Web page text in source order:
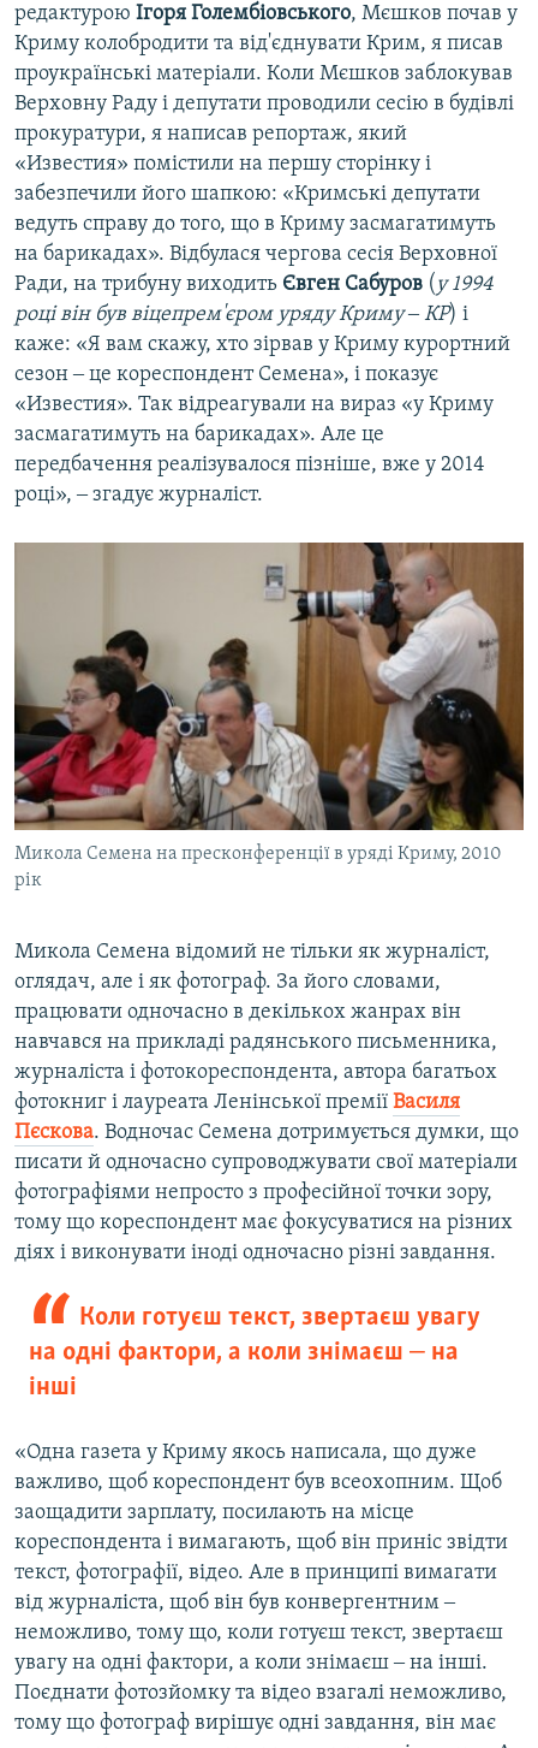
редактурою Ігоря Голембіовського, Мєшков почав у
Криму колобродити та від'єднувати Крим, я писав
проукраїнські матеріали. Коли Мєшков заблокував
Верховну Раду і депутати проводили сесію в будівлі
прокуратури, я написав репортаж, який
«Известия» помістили на першу сторінку і
забезпечили його шапкою: «Кримські депутати
ведуть справу до того, що в Криму засмагатимуть
на барикадах». Відбулася чергова сесія Верховної
Ради, на трибуну виходить Євген Сабуров ( у 1994
році він був віцепрем'єром уряду Криму ‒ КР) і
каже: «Я вам скажу, хто зірвав у Криму курортний
сезон ‒ це кореспондент Семена», і показує
«Известия». Так відреагували на вираз «у Криму
засмагатимуть на барикадах». Але це
передбачення реалізувалося пізніше, вже у 2014
році», ‒ згадує журналіст.
Микола Семена на пресконференції в уряді Криму, 2010
рік
Микола Семена відомий не тільки як журналіст,
оглядач, але і як фотограф. За його словами,
працювати одночасно в декількох жанрах він
навчався на прикладі радянського письменника,
журналіста і фотокореспондента, автора багатьох
фотокниг і лауреата Ленінської премії Василя
Пєскова. Водночас Семена дотримується думки, що
писати й одночасно супроводжувати свої матеріали
фотографіями непросто з професійної точки зору,
тому що кореспондент має фокусуватися на різних
діях і виконувати іноді одночасно різні завдання.
Коли готуєш текст, звертаєш увагу
на одні фактори, а коли знімаєш ‒ на
інші
«Одна газета у Криму якось написала, що дуже
важливо, щоб кореспондент був всеохопним. Щоб
заощадити зарплату, посилають на місце
кореспондента і вимагають, щоб він приніс звідти
текст, фотографії, відео. Але в принципі вимагати
від журналіста, щоб він був конвергентним ‒
неможливо, тому що, коли готуєш текст, звертаєш
увагу на одні фактори, а коли знімаєш ‒ на інші.
Поєднати фотозйомку та відео взагалі неможливо,
тому що фотограф вирішує одні завдання, він має